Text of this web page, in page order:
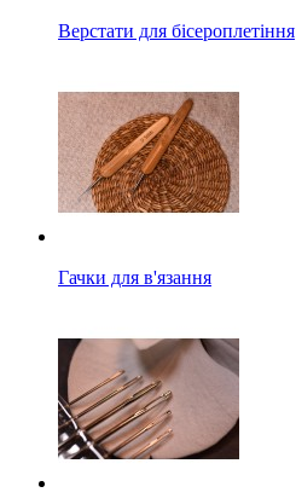
Верстати для бісероплетіння
Гачки для в'язання